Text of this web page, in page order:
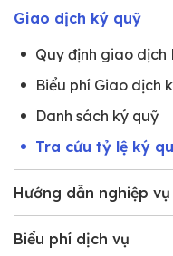
Giao dịch ký quỹ
Quy định giao dịch
Biểu phí Giao dịch
Danh sách ký quỹ
Tra cứu tỷ lệ ký
Hướng dẫn nghiệp
Biểu phí dịch vụ